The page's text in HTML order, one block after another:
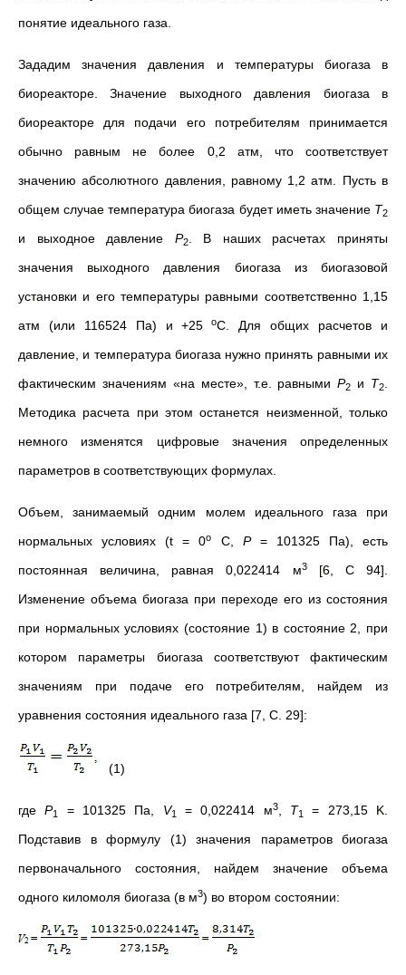
понятие идеального газа.
Зададим значения давления и температуры биогаза в
биореакторе. Значение выходного давления биогаза в
биореакторе для подачи его потребителям принимается
обычно равным не более 0,2 атм, что соответствует
значению абсолютного давления, равному 1,2 атм. Пусть в
общем случае температура биогаза будет иметь значение Т2
и выходное давление Р2. В наших расчетах приняты
значения выходного давления биогаза из биогазовой
установки и его температуры равными соответственно 1,15
атм (или 116524 Па) и +25 оС. Для общих расчетов и
давление, и температура биогаза нужно принять равными их
фактическим значениям «на месте», т.е. равнымиР2 и Т2
Методика расчета при этом останется неизменной, только
немного изменятся цифровые значения определенных
параметров в соответствующих формулах.
Объем, занимаемый одним молем идеального газа при
нормальных условиях (t = 0о С, Р= 101325 Па), есть
постоянная величина, равная 0,022414 м3[6, С 94].
Изменение объема биогаза при переходе его из состояния
при нормальных условиях (состояние 1) в состояние 2, при
котором параметры биогаза соответствуют фактическим
значениям при подаче его потребителям, найдем из
уравнения состояния идеального газа [7, С. 29]:
(1)
гдеР1 = 101325 Па, V1 = 0,022414 м3, Т1
= 273,15 K.
Подставив в формулу (1) значения параметров биогаза
первоначального состояния, найдем значение объема
одного киломоля биогаза (в м3) во втором состоянии: